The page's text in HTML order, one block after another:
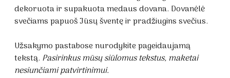
through
€1.80
dekoruota ir supakuota medaus dovana. Dovanėlė
svečiams papuoš Jūsų šventę ir pradžiugins svečius.
Užsakymo pastabose nurodykite pageidaujamą
tekstą. Pasirinkus mūsų siūlomus tekstus, maketai
nesiunčiami patvirtinimui.